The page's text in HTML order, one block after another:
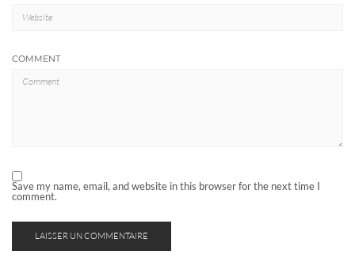
COMMENT
Save my name, email, and website in this browser for the next time I
comment.